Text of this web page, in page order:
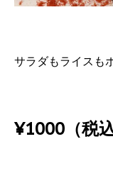
サラダもライスも
¥1000（税込